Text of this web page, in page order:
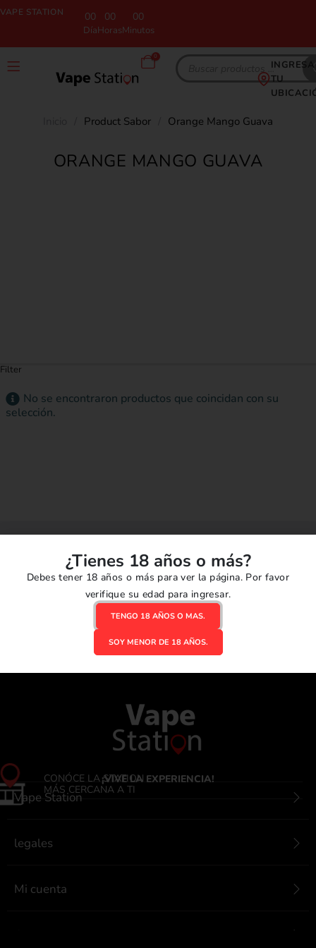
VAPE STATION 00
Día
00
Horas
00
Minutos
0
INGRESA
TU
Product Sabor Orange Mango Guava
ORANGE MANGO GUAVA
Filter
No se encontraron productos que coincidan con su
selección.
ENVIOS RÁPIDOS
Llegamos a todo el Perú.
COMPRAS SEGURAS
Confianza y seguridad
CAMBIOS Y
DEVOLUCIONES
Brindamos seguridad en tu
PROMOCIONES
Las mejores ofertas en vapes.
¡VIVE LA EXPERIENCIA!
CONÓCE LA STATION
MÁS CERCANA A TI
Vape Station
legales
Mi cuenta
¿Tienes 18 años o más?
Debes tener 18 años o más para ver la página. Por favor
verifique su edad para ingresar.
TENGO 18 AÑOS O MAS.
SOY MENOR DE 18 AÑOS.